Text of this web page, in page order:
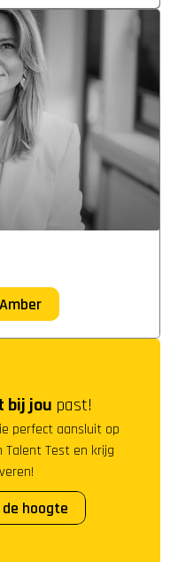
bij jou past!
perfect aansluit op
Talent Test en krijg
hoogte